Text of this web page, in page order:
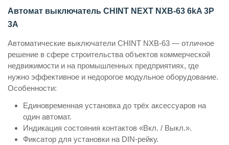
Автомат выключатель CHINT NEXT NXB-63 6kA 3P
3A
Автоматические выключатели CHINT NXB-63 — отличное
решение в сфере строительства объектов коммерческой
недвижимости и на промышленных предприятиях, где
нужно эффективное и недорогое модульное оборудование.
Особенности:
Единовременная установка до трёх аксессуаров на
один автомат.
Индикация состояния контактов «Вкл. / Выкл.».
Фиксатор для установки на DIN-рейку.